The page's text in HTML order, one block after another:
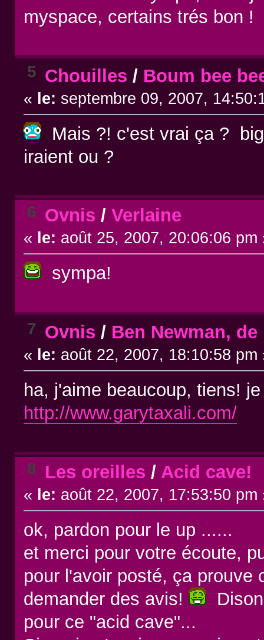
myspace, certains trés bon !
5 Chouilles / Boum bee
« le: septembre 09, 2007,
Mais ?! c'est vrai ça ?
iraient ou ?
6 Ovnis / Verlaine
« le: août 25, 2007, 20:06:06 pm
sympa!
7 Ovnis / Ben Newman,
« le: août 22, 2007, 18:10:58 pm
ha, j'aime beaucoup, tiens!
http://www.garytaxali.com/
8 Les oreilles / Acid cave!
« le: août 22, 2007, 17:53:50 pm
ok, pardon pour le up ......
et merci pour votre écoute,
pour l'avoir posté, ça prouve
demander des avis!
pour ce "acid cave"...